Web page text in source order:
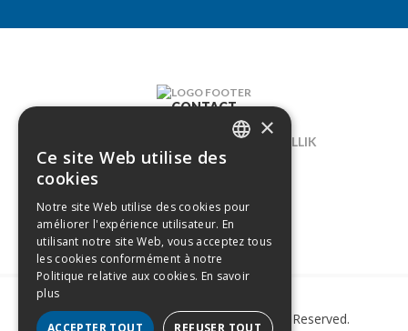
CONTACT
LELIEGAARDE 22, B-1731 ZELLIK
INFO@CREAMODA.BE
BE0407.694.265
Copyright © 2021 Creamoda. All Rights Reserved.
×
Ce site Web utilise des
cookies
Notre site Web utilise des cookies pour
améliorer l'expérience utilisateur. En
utilisant notre site Web, vous acceptez tous
les cookies conformément à notre
Politique relative aux cookies. En savoir
plus
ACCEPTER TOUT REFUSER TOUT